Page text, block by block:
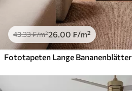
43.33₣/m²26.00 ₣/m²
Fototapeten Lange Bananenblätter